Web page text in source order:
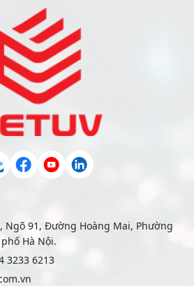
Ngõ 91, Đường Hoàng Mai, Phường
Hà Nội.
3233 6213